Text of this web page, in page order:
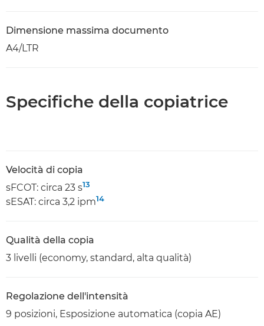
Dimensione massima documento
A4/LTR
Specifiche della copiatrice
Velocità di copia
sFCOT: circa 23 s13
sESAT: circa 3,2 ipm14
Qualità della copia
3 livelli (economy, standard, alta qualità)
Regolazione dell'intensità
9 posizioni, Esposizione automatica (copia AE)